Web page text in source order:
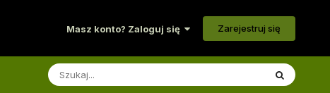
Masz konto? Zaloguj się Zarejestruj się